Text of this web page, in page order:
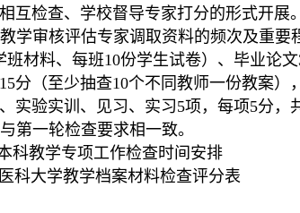
互检查、学校督导专家打分的形式开展
学审核评估专家调取资料的频次及重
班材料、每班10份学生试卷）、毕业论
分（至少抽查10个不同教师一份教案
实验实训、见习、实习5项，每项5分，
第一轮检查要求相一致。
科教学专项工作检查时间安排
科大学教学档案材料检查评分表